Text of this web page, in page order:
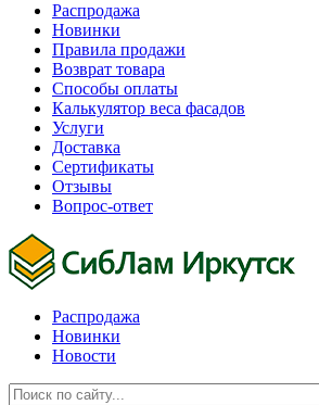
Распродажа
Новинки
Правила продажи
Возврат товара
Способы оплаты
Калькулятор веса фасадов
Услуги
Доставка
Сертификаты
Отзывы
Вопрос-ответ
Распродажа
Новинки
Новости